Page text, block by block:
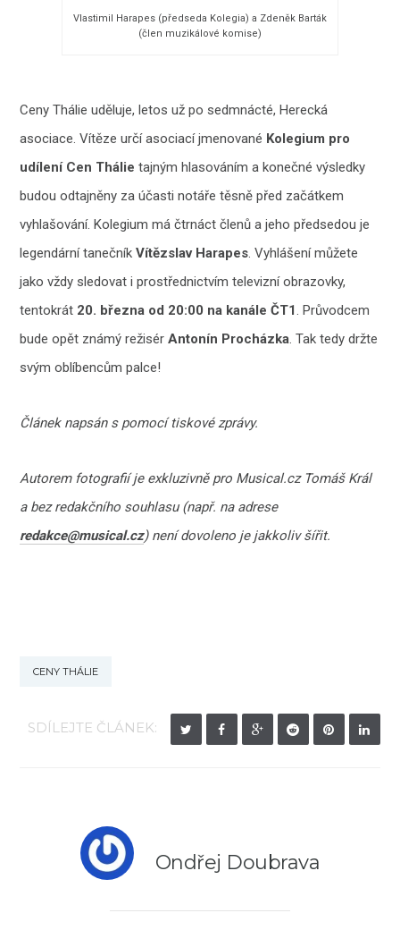
Vlastimil Harapes (předseda Kolegia) a Zdeněk Barták
(člen muzikálové komise)
Ceny Thálie uděluje, letos už po sedmnácté, Herecká
asociace. Vítěze určí asociací jmenované Kolegium pro
udílení Cen Thálietajným hlasováním a konečné výsledky
budou odtajněny za účasti notáře těsně před začátkem
vyhlašování. Kolegium má čtrnáct členů a jeho předsedou je
legendární tanečníkVítězslav Harapes. Vyhlášení můžete
jako vždy sledovat i prostřednictvím televizní obrazovky,
tentokrát 20. března od 20:00 na kanále ČT1. Průvodcem
bude opět známý režisérAntonín Procházka. Tak tedy držte
svým oblíbencům palce!
Článek napsán s pomocí tiskové zprávy.
Autorem fotografií je exkluzivně pro Musical.cz Tomáš Král
a bez redakčního souhlasu (např. na adrese
redakce@musical.cz) není dovoleno je jakkoliv šířit.
CENY THÁLIE
SDÍLEJTE ČLÁNEK:
Ondřej Doubrava